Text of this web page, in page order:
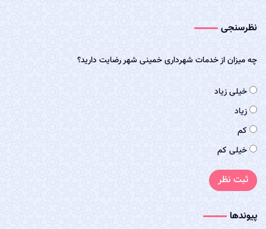
پیوندها
نظرسنجی
چه میزان از خدمات شهرداری خمینی شهر رضایت دارید؟
خیلی زیاد
زیاد
کم
خیلی کم
ثبت نظر